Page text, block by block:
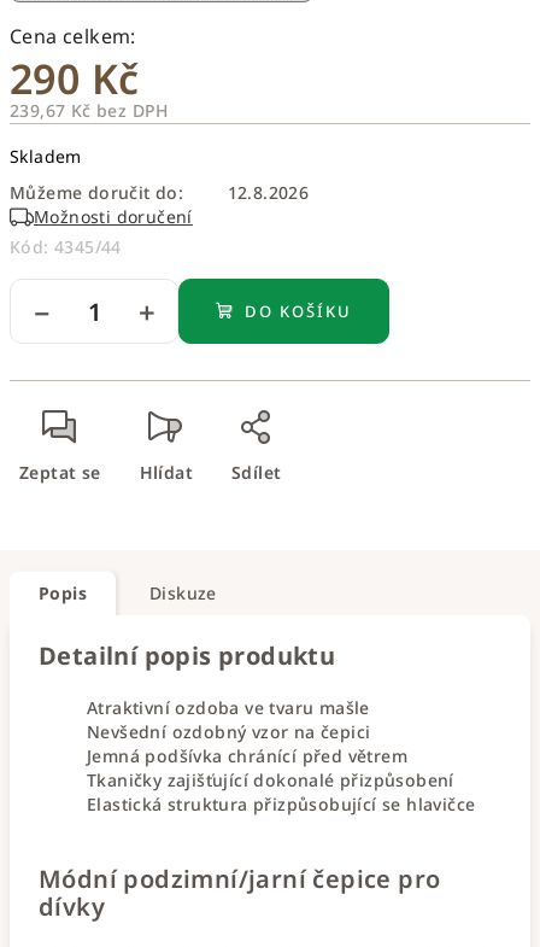
290 Kč
239,67 Kč bez DPH
cena:
Skladem
Můžeme doručit do:
12.8.2026
Možnosti doručení
Kód: 4345/44
+
− DO KOŠÍKU
Zeptat se Hlídat Sdílet
Popis Diskuze
Detailní popis produktu
Atraktivní ozdoba ve tvaru mašle
Nevšední ozdobný vzor na čepici
Jemná podšívka chránící před větrem
Tkaničky zajišťující dokonalé přizpůsobení
Elastická struktura přizpůsobující se hlavičce
Módní podzimní/jarní čepice pro
dívky